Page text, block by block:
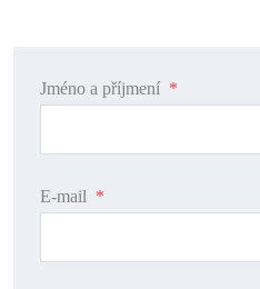
Jméno a příjmení *
E-mail *